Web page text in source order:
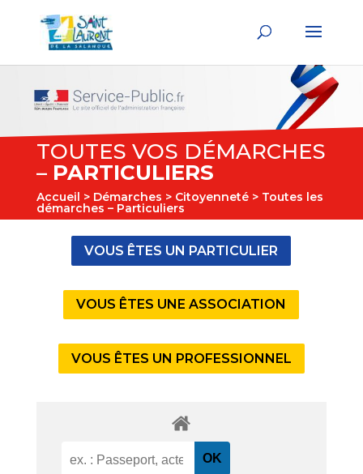
TOUTES VOS DÉMARCHES
– PARTICULIERS
Accueil > Démarches > Citoyenneté> Toutes les
démarches – Particuliers
VOUS ÊTES UN PARTICULIER
VOUS ÊTES UNE ASSOCIATION
VOUS ÊTES UN PROFESSIONNEL